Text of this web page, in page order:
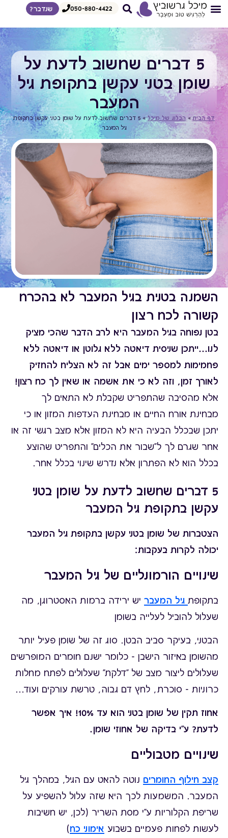
050-880-4422 שנדבר?
5 דברים שחשוב לדעת על
שומן בטני עקשן בתקופת גיל
המעבר
דף הבית» הבלוג של מיכל»
5 דברים שחשוב לדעת על שומן בטני עקשן בתקופת
גיל המעבר
השמנה בטנית בגיל המעבר לא בהכרח
קשורה לכח רצון
בטן נפוחה בגיל המעבר היא לרב הדבר שהכי מציק
לנו...ייתכן שניסית דיאטה ללא גלוטן או דיאטה ללא
פחמימות למספר ימים אבל זה לא הצליח להחזיק
לאורך זמן, וזה לא כי את אשמה או שאין לך כח רצון!
אלא מהסיבה שהתפריט שקבלת לא התאים לך
מבחינת אורח החיים או מבחינת העדפות המזון או כי
יתכן שבכלל הבעיה היא לא המזון אלא מצב רגשי זה או
אחר שגרם לך ל"שבור את הכלים" והתפריט שהוצע
בכלל הוא לא הפתרון אלא נדרש שינוי בכלל אחר.
5 דברים שחשוב לדעת על שומן בטני
עקשן בתקופת גיל המעבר
הצטברות של שומן בטני עקשן בתקופת גיל המעבר
יכולה לקרות בעקבות:
שינויים הורמונליים של גיל המעבר
בתקופת גיל המעבר יש ירידה ברמות האסטרוגן, מה
שעלול להוביל לעלייה בשומן
הבטני, בעיקר סביב הבטן. סוג זה של שומן פעיל יותר
מהשומן באיזור הישבן - כלומר ישנם חומרים המופרשים
שעלולים ליצור מצב של "דלקת" שעלולים לפתח מחלות
כרוניות - סוכרת, לחץ דם גבוה, טרשת עורקים ועוד...
אחוז תקין של שומן בטני הוא עד 10%! איך אפשר
לדעת? ע"י בדיקה של אחוזי שומן.
שינויים מטבוליים
קצב חילוף החומרים נוטה להאט עם הגיל, במהלך גיל
המעבר. המשמעות לכך היא שזה עלול להשפיע על
שריפת הקלוריות ע"י מסת השריר (לכן, יש חשיבות
לעשות לפחות פעמיים בשבוע אימוני כח)